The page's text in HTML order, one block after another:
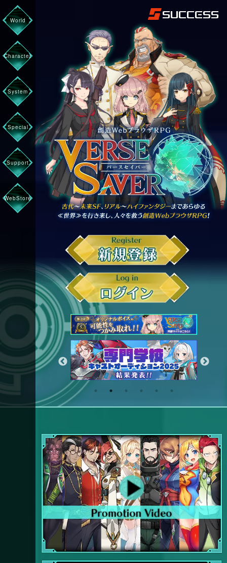
WebStore
Support
Special
System
Character
World